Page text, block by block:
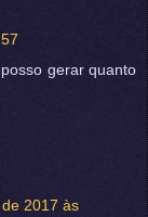
gerar quanto
2017 às